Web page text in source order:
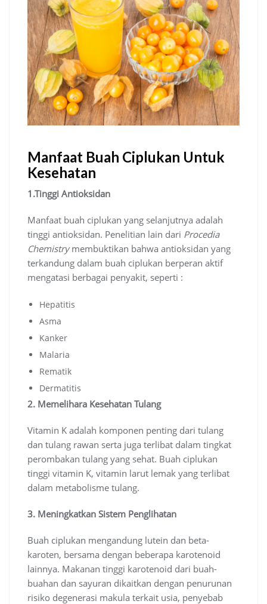
Manfaat Buah Ciplukan Untuk
Kesehatan
1.Tinggi Antioksidan
Manfaat buah ciplukan yang selanjutnya adalah
tinggi antioksidan. Penelitian lain dari Procedia
Chemistrymembuktikan bahwa antioksidan yang
terkandung dalam buah ciplukan berperan aktif
mengatasi berbagai penyakit, seperti :
Hepatitis
Asma
Kanker
Malaria
Rematik
Dermatitis
2. Memelihara Kesehatan Tulang
Vitamin K adalah komponen penting dari tulang
dan tulang rawan serta juga terlibat dalam tingkat
perombakan tulang yang sehat. Buah ciplukan
tinggi vitamin K, vitamin larut lemak yang terlibat
dalam metabolisme tulang.
3. Meningkatkan Sistem Penglihatan
Buah ciplukan mengandung lutein dan beta-
karoten, bersama dengan beberapa karotenoid
lainnya. Makanan tinggi karotenoid dari buah-
buahan dan sayuran dikaitkan dengan penurunan
risiko degenerasi makula terkait usia, penyebab